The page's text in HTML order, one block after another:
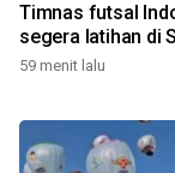
Timnas futsal
segera latihan di
59 menit lalu